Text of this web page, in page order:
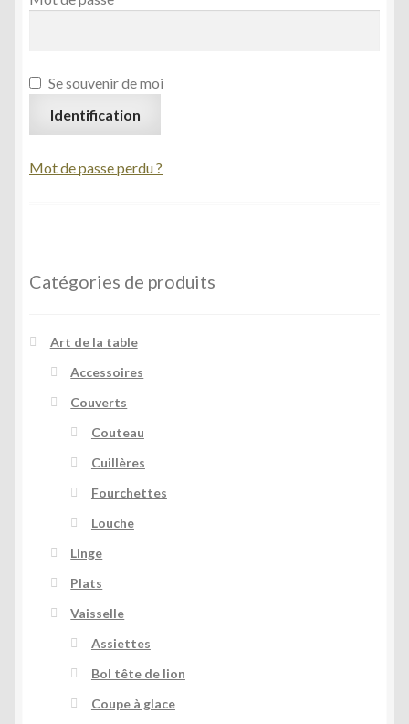
Se souvenir de moi
Identification
Mot de passe perdu ?
Catégories de produits
Art de la table
Accessoires
Couverts
Couteau
Cuillères
Fourchettes
Louche
Linge
Plats
Vaisselle
Assiettes
Bol tête de lion
Coupe à glace